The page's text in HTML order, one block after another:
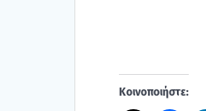
Κοι­νο­ποι­ή­στε: